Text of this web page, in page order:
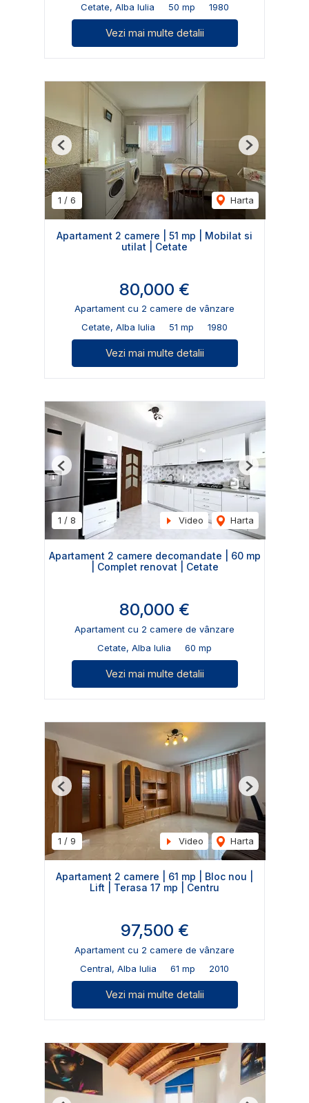
Cetate, Alba Iulia
50 mp 1980
Vezi mai multe detalii
1 / 6 Harta
Previous Next
Apartament 2 camere | 51 mp | Mobilat si
utilat | Cetate
80,000 €
Apartament cu 2 camere de vânzare
Cetate, Alba Iulia
51 mp 1980
Vezi mai multe detalii
1 / 8 Video Harta
Previous Next
Apartament 2 camere decomandate | 60 mp
| Complet renovat | Cetate
80,000 €
Apartament cu 2 camere de vânzare
Cetate, Alba Iulia
60 mp
Vezi mai multe detalii
1 / 9 Video Harta
Previous Next
Apartament 2 camere | 61 mp | Bloc nou |
Lift | Terasa 17 mp | Centru
97,500 €
Apartament cu 2 camere de vânzare
Central, Alba Iulia
61 mp 2010
Vezi mai multe detalii